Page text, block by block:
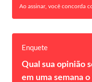
Ao assinar, você concorda
Enquete
Qual sua opinião
em uma semana